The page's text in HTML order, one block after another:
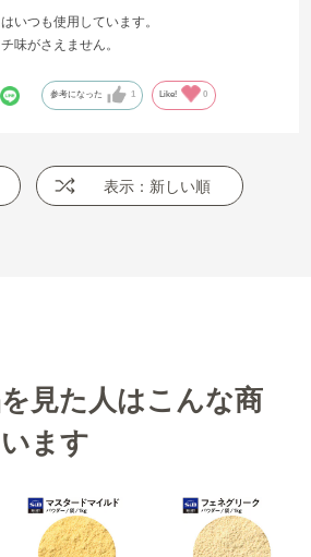
いつも使用しています。
味がさえません。
参考になった 1 Like! 0
表示：新しい順
見た人はこんな商
ます